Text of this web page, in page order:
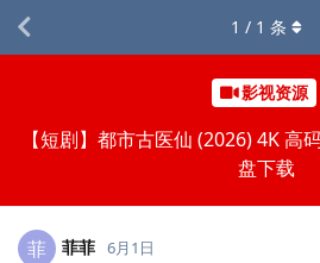
影视资源
【短剧】都市古医仙 (2026) 4K 高
盘下载
1 / 1 条
菲 菲菲 6月1日